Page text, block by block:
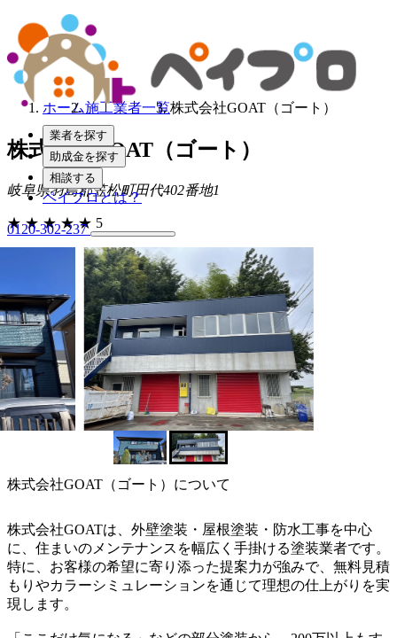
業者を探す
助成金を探す
相談する
ペイプロとは？
0120-302-237
ホーム施工業者一覧株式会社GOAT（ゴート）
株式会社GOAT（ゴート）
岐阜県羽島郡笠松町田代402番地1
★ ★ ★ ★ ★ 5
株式会社GOAT（ゴート）について
株式会社GOATは、外壁塗装・屋根塗装・防水工事を中心
に、住まいのメンテナンスを幅広く手掛ける塗装業者です。
特に、お客様の希望に寄り添った提案力が強みで、無料見積
もりやカラーシミュレーションを通じて理想の仕上がりを実
現します。